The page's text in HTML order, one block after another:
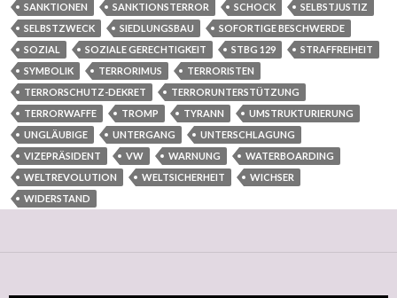
SANKTIONEN
SANKTIONSTERROR SCHOCK
SELBSTJUSTIZ
SELBSTZWECK
SIEDLUNGSBAU
SOFORTIGE BESCHWERDE
SOZIAL
SOZIALE GERECHTIGKEIT STBG 129
STRAFFREIHEIT
SYMBOLIK
TERRORIMUS
TERRORISTEN
TERRORSCHUTZ-DEKRET
TERRORUNTERSTÜTZUNG
TERRORWAFFE
TROMP TYRANN
UMSTRUKTURIERUNG
UNGLÄUBIGE
UNTERGANG
UNTERSCHLAGUNG
VIZEPRÄSIDENT
VW WARNUNG
WATERBOARDING
WELTREVOLUTION
WELTSICHERHEIT
WICHSER
WIDERSTAND